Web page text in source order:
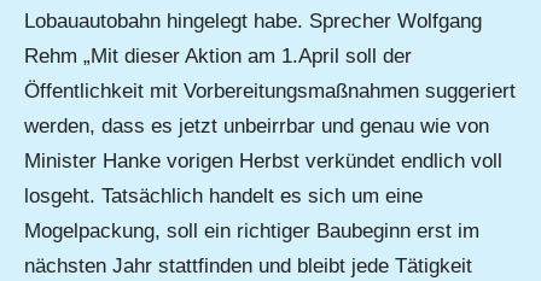
Lobauautobahn hingelegt habe. Sprecher Wolfgang
Rehm „Mit dieser Aktion am 1.April soll der
Öffentlichkeit mit Vorbereitungsmaßnahmen suggeriert
werden, dass es jetzt unbeirrbar und genau wie von
Minister Hanke vorigen Herbst verkündet endlich voll
losgeht. Tatsächlich handelt es sich um eine
Mogelpackung, soll ein richtiger Baubeginn erst im
nächsten Jahr stattfinden und bleibt jede Tätigkeit